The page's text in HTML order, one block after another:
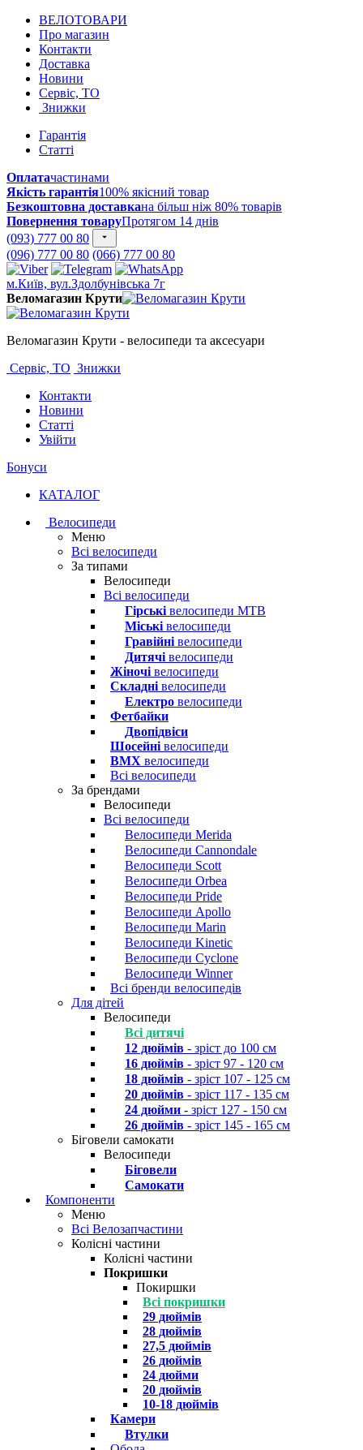
ВЕЛОТОВАРИ
Про магазин
Контакти
Доставка
Новини
Сервіс, ТО
Знижки
Гарантія
Статті
Оплатачастинами
Якість гарантія100% якісний товар
Безкоштовна доставкана більш ніж 80% товарів
Повернення товаруПротягом 14 днів
(093) 777 00 80
(096) 777 00 80 (066) 777 00 80
м.Київ, вул.Здолбунівська 7г
Веломагазин Крути
Веломагазин Крути - велосипеди та аксесуари
Сервіс, ТО Знижки
Контакти
Новини
Статті
Увійти
Бонуси
КАТАЛОГ
Велосипеди
Меню
Всі велосипеди
За типами
Велосипеди
Всі велосипеди
Гірські велосипеди MTB
Міські велосипеди
Гравійні велосипеди
Дитячі велосипеди
Жіночі велосипеди
Складні велосипеди
Електро велосипеди
Фетбайки
Двопідвіси
Шосейні велосипеди
BMX велосипеди
Всі велосипеди
За брендами
Велосипеди
Всі велосипеди
Велосипеди Merida
Велосипеди Cannondale
Велосипеди Scott
Велосипеди Orbea
Велосипеди Pride
Велосипеди Apollo
Велосипеди Marin
Велосипеди Kinetic
Велосипеди Cyclone
Велосипеди Winner
Всі бренди велосипедів
Для дітей
Велосипеди
Всі дитячі
12 дюймів - зріст до 100 см
16 дюймів - зріст 97 - 120 см
18 дюймів - зріст 107 - 125 см
20 дюймів - зріст 117 - 135 см
24 дюйми - зріст 127 - 150 см
26 дюймів - зріст 145 - 165 см
Біговели самокати
Велосипеди
Біговели
Самокати
Компоненти
Меню
Всі Велозапчастини
Колісні частини
Колісні частини
Покришки
Покиршки
Всі покришки
29 дюймів
28 дюймів
27,5 дюймів
26 дюймів
24 дюйми
20 дюймів
10-18 дюймів
Камери
Втулки